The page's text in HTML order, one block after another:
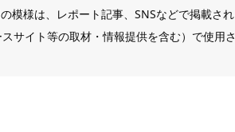
模様は、レポート記事、SNSなどで掲載さ
サイト等の取材・情報提供を含む）で使用